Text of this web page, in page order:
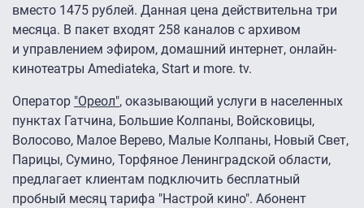
вместо 1475 рублей. Данная цена действительна три
месяца. В пакет входят 258 каналов с архивом
и управлением эфиром, домашний интернет, онлайн-
кинотеатры Amediateka, Start и more. tv.
Оператор "Ореол", оказывающий услуги в населенных
пунктах Гатчина, Большие Колпаны, Войсковицы,
Волосово, Малое Верево, Малые Колпаны, Новый Свет,
Парицы, Сумино, Торфяное Ленинградской области,
предлагает клиентам подключить бесплатный
пробный месяц тарифа "Настрой кино". Абонент